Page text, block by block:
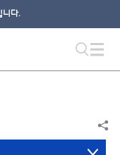
니다.